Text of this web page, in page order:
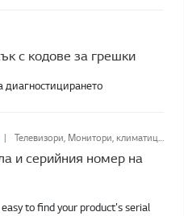
с кодове за грешки
диагностицирането
Телевизори, Монитори, климатици, Термопомпени бойлери, Аудио, Домашно кино, DVD плейъри, Smart Box, Микровълнови печки, Микровълнови фурни, Професионални монитори, Xотелски телевизор, Oблачно устройство, Медицински монитори, Други продукти, Хладилници, TV аксесоари, Проектори, Прахосмукачки, Styler™, Миялни машини, Перални машини, Сушилни
и серийния номер на
to find your product's serial